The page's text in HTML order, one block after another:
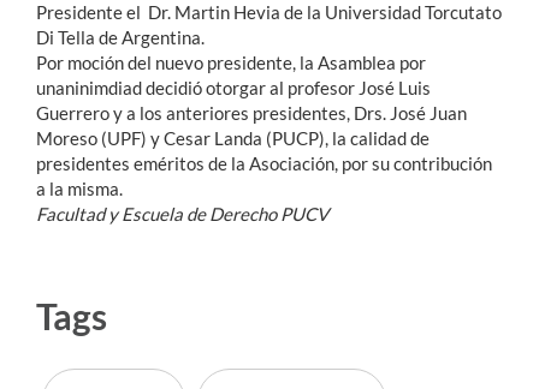
Presidente el Dr. Martin Hevia de la Universidad Torcutato
Di Tella de Argentina.
Por moción del nuevo presidente, la Asamblea por
unaninimdiad decidió otorgar al profesor José Luis
Guerrero y a los anteriores presidentes, Drs. José Juan
Moreso (UPF) y Cesar Landa (PUCP), la calidad de
presidentes eméritos de la Asociación, por su contribución
a la misma.
Facultad y Escuela de Derecho PUCV
Tags